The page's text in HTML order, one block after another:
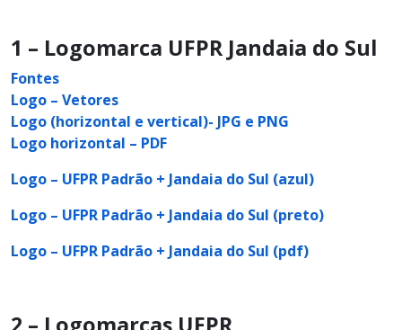
1 – Logomarca UFPR Jandaia do Sul
Fontes
Logo – Vetores
Logo (horizontal e vertical)- JPG e PNG
Logo horizontal – PDF
Logo – UFPR Padrão + Jandaia do Sul (azul)
Logo – UFPR Padrão + Jandaia do Sul (preto)
Logo – UFPR Padrão + Jandaia do Sul (pdf)